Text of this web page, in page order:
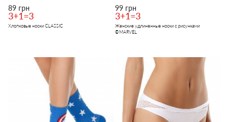
89 грн
3+1=3
Хлопковые носки CLASSIC
99 грн
3+1=3
Женские удлиненные носки с рисунками
©MARVEL